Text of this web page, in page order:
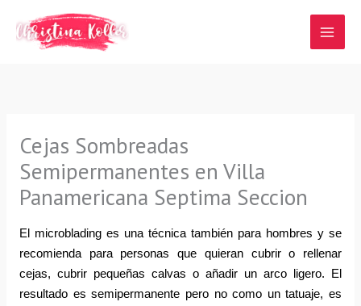
contenido
Cejas Sombreadas
Semipermanentes en Villa
Panamericana Septima Seccion
El microblading es una técnica también para hombres y se
recomienda para personas que quieran cubrir o rellenar
cejas, cubrir pequeñas calvas o añadir un arco ligero. El
resultado es semipermanente pero no como un tatuaje, es